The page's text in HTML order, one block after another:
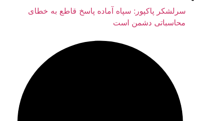
سرلشکر پاکپور: سپاه آماده پاسخ قاطع به خطای
محاسباتی دشمن است